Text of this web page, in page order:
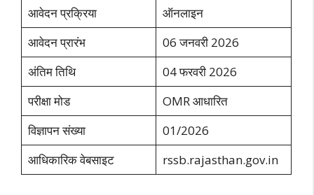
आवेदन प्रक्रिया
ऑनलाइन
आवेदन प्रारंभ
06 जनवरी 2026
अंतिम तिथि
04 फरवरी 2026
परीक्षा मोड
OMR आधारित
विज्ञापन संख्या
01/2026
आधिकारिक वेबसाइट
rssb.rajasthan.gov.in